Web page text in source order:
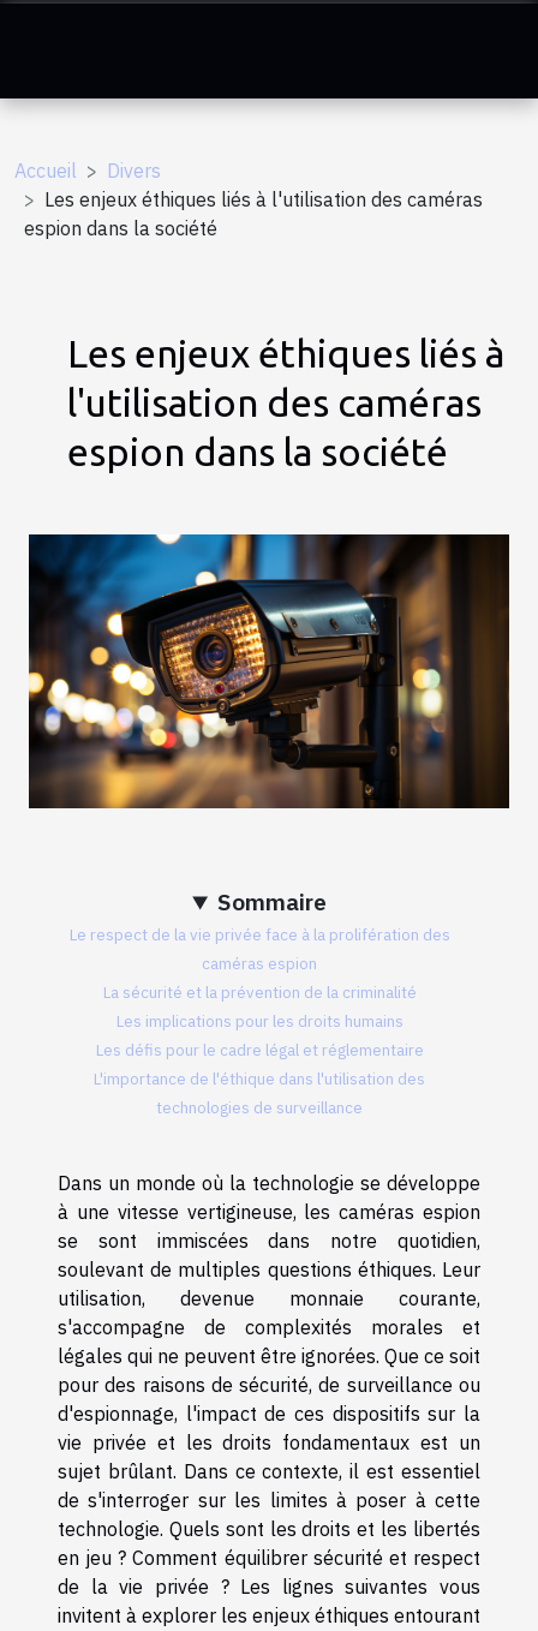
Accueil
Divers
Les enjeux éthiques liés à l'utilisation des caméras
espion dans la société
Les enjeux éthiques liés à
l'utilisation des caméras
espion dans la société
Sommaire
Le respect de la vie privée face à la prolifération des
caméras espion
La sécurité et la prévention de la criminalité
Les implications pour les droits humains
Les défis pour le cadre légal et réglementaire
L'importance de l'éthique dans l'utilisation des
technologies de surveillance
Dans un monde où la technologie se développe
à une vitesse vertigineuse, les caméras espion
se sont immiscées dans notre quotidien,
soulevant de multiples questions éthiques. Leur
utilisation, devenue monnaie courante,
s'accompagne de complexités morales et
légales qui ne peuvent être ignorées. Que ce soit
pour des raisons de sécurité, de surveillance ou
d'espionnage, l'impact de ces dispositifs sur la
vie privée et les droits fondamentaux est un
sujet brûlant. Dans ce contexte, il est essentiel
de s'interroger sur les limites à poser à cette
technologie. Quels sont les droits et les libertés
en jeu ? Comment équilibrer sécurité et respect
de la vie privée ? Les lignes suivantes vous
invitent à explorer les enjeux éthiques entourant